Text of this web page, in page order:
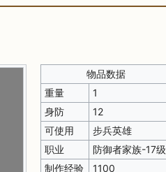
物品数据
重量
1
身防
12
可使用
步兵英雄
职业
防御者家族-17级
制作经验
1100